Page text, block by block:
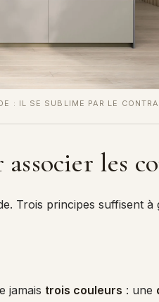
: IL SE SUBLIME PAR LE
les
Trois principes suffisent à
jamais trois couleurs : une